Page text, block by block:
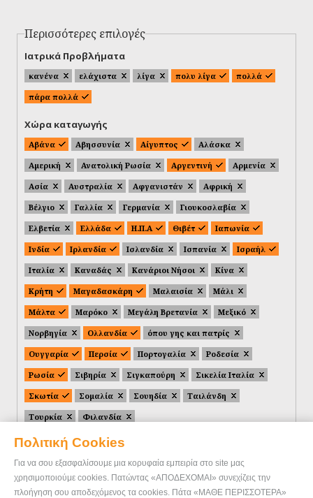
Πολιτική Cookies
Για να σου εξασφαλίσουμε μια κορυφαία εμπειρία στο site μας
χρησιμοποιούμε cookies. Πατώντας «ΑΠΟΔΕΧΟΜΑΙ» συνεχίζεις την
πλοήγηση σου αποδεχόμενος τα cookies. Πάτα «ΜΑΘΕ ΠΕΡΙΣΣΟΤΕΡΑ»
Περισσότερες επιλογές
Ιατρικά Προβλήματα
κανένα ελάχιστα λίγα πολυ λίγα
πολλά
πάρα πολλά
Χώρα καταγωγής
Αβάνα Αβησσυνία Αίγυπτος
Αλάσκα
Αμερική
Ανατολική Ρωσία Αργεντινή
Αρμενία
Ασία
Αυστραλία Αφγανιστάν
Αφρική
Βέλγιο
Γαλλία Γερμανία
Γιουκοσλαβία
Ελβετία
Ελλάδα Η.Π.Α Θιβέτ
Ιαπωνία
Ινδία
Ιρλανδία Ισλανδία Ισπανία
Ισραήλ
Ιταλία
Καναδάς Κανάριοι Νήσοι
Κίνα
Κρήτη
Μαγαδασκάρη Μαλαισία
Μάλι
Μάλτα
Μαρόκο Μεγάλη Βρετανία
Μεξικό
Νορβηγία
Ολλανδία
όπου γης και πατρίς
Ουγγαρία
Περσία Πορτογαλία
Ροδεσία
Ρωσία
Σιβηρία Σιγκαπούρη
Σικελία Ιταλία
Σκωτία
Σομαλία Σουηδία
Ταιλάνδη
Τουρκία
Φιλανδία